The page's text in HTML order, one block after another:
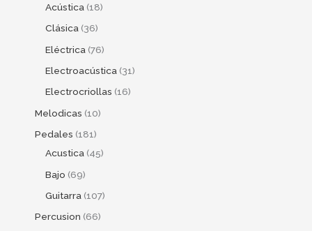
Acústica 18
Clásica 36
Eléctrica 76
Electroacústica 31
Electrocriollas 16
Melodicas 10
Pedales 181
Acustica 45
Bajo 69
Guitarra 107
Percusion 66